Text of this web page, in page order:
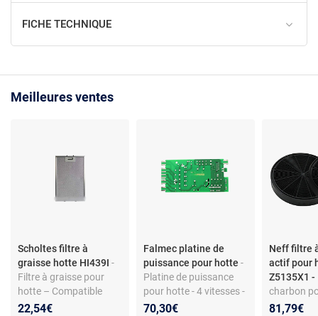
FICHE TECHNIQUE
Meilleures ventes
Scholtes filtre à
graisse hotte HI439I -
Filtre à graisse pour
hotte – Compatible
Scholtes HI439I –
22,54€
Falmec platine de
puissance pour hotte-
Platine de puissance
pour hotte - 4 vitesses -
Carte électronique de
70,30€
Neff filtre
actif pour
Z5135X1
charbon
Charbon
81,79€